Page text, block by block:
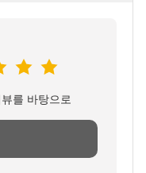
를 바탕으로